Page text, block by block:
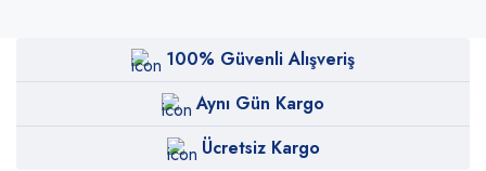
100% Güvenli Alışveriş
Aynı Gün Kargo
Ücretsiz Kargo